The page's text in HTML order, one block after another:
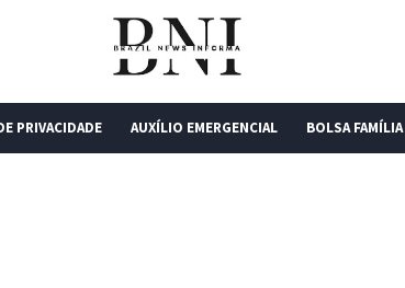
PRIVACIDADE AUXÍLIO EMERGENCIAL BOLSA FAMÍLIA